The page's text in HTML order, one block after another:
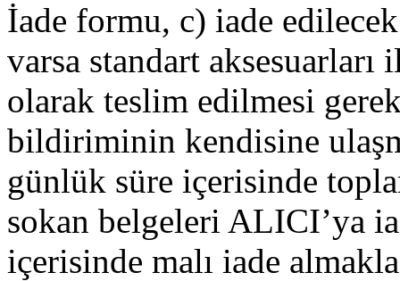
İade formu, c) iade
varsa standart
olarak teslim edilmesi
bildiriminin kendisine
günlük süre içerisinde
sokan belgeleri ALICI’ya
içerisinde malı iade